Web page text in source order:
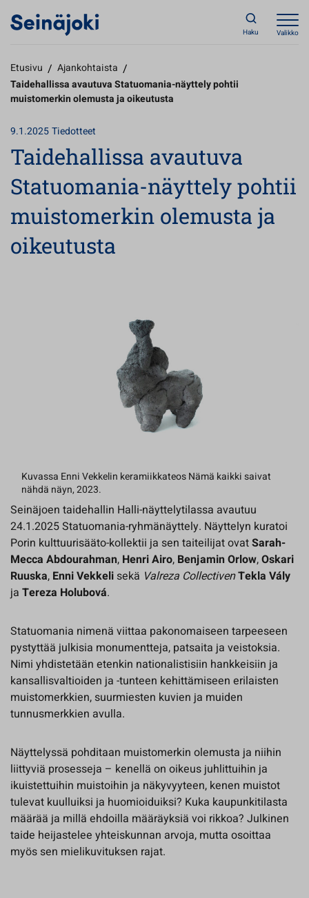
Haku Valikko
Etusivu / Ajankohtaista /
Taidehallissa avautuva Statuomania-näyttely pohtii
muistomerkin olemusta ja oikeutusta
9.1.2025Tiedotteet
Taidehallissa avautuva
Statuomania-näyttely pohtii
muistomerkin olemusta ja
oikeutusta
Kuvassa Enni Vekkelin keramiikkateos Nämä kaikki saivat
nähdä näyn, 2023.
Seinäjoen taidehallin Halli-näyttelytilassa avautuu
24.1.2025 Statuomania-ryhmänäyttely. Näyttelyn kuratoi
Porin kulttuurisääto-kollektii ja sen taiteilijat ovatSarah-
Mecca Abdourahman, Henri Airo, Benjamin Orlow,Oskari
Ruuska, Enni Vekkeli sekä Valreza CollectivenTekla Vály
ja Tereza Holubová.
Statuomania nimenä viittaa pakonomaiseen tarpeeseen
pystyttää julkisia monumentteja, patsaita ja veistoksia.
Nimi yhdistetään etenkin nationalistisiin hankkeisiin ja
kansallisvaltioiden ja -tunteen kehittämiseen erilaisten
muistomerkkien, suurmiesten kuvien ja muiden
tunnusmerkkien avulla.
Näyttelyssä pohditaan muistomerkin olemusta ja niihin
liittyviä prosesseja – kenellä on oikeus juhlittuihin ja
ikuistettuihin muistoihin ja näkyvyyteen, kenen muistot
tulevat kuulluiksi ja huomioiduiksi? Kuka kaupunkitilasta
määrää ja millä ehdoilla määräyksiä voi rikkoa? Julkinen
taide heijastelee yhteiskunnan arvoja, mutta osoittaa
myös sen mielikuvituksen rajat.